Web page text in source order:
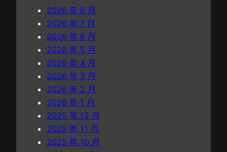
候
鳥
”
_
中
國
網
“
縫
”
夢
想
_
中
國
網
2026 年 8 月
2026 年 7 月
2026 年 6 月
2026 年 5 月
2026 年 4 月
2026 年 3 月
2026 年 2 月
2026 年 1 月
2025 年 12 月
2025 年 11 月
2025 年 10 月